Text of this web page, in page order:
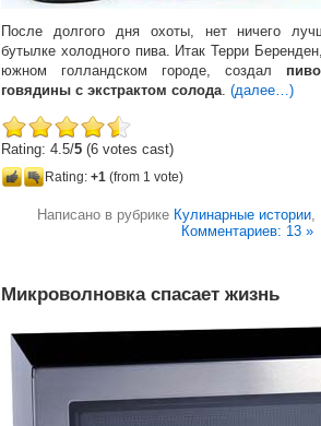
После долгого дня охоты, нет ничего
бутылке холодного пива. Итак Терри
южном голландском городе, создал пиво
говядины с экстрактом солода. (далее…)
Rating: 4.5/5 (6 votes cast)
Rating: +1 (from 1 vote)
Написано в рубрике Кулинарные истории,
Комментариев: 13 »
Микроволновка спасает жизнь